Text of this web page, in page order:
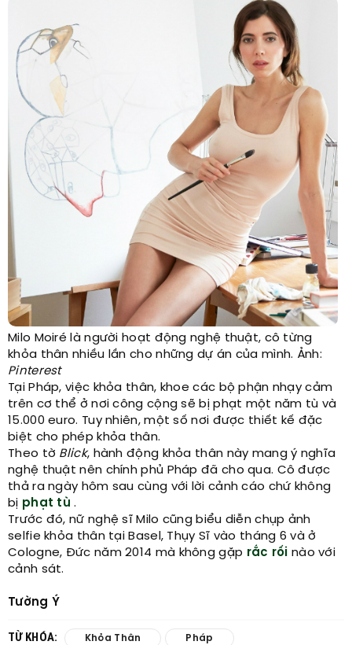
Milo Moiré là người hoạt động nghệ thuật, cô từng
khỏa thân nhiều lần cho những dự án của mình. Ảnh:
Pinterest
Tại Pháp, việc khỏa thân, khoe các bộ phận nhạy cảm
trên cơ thể ở nơi công cộng sẽ bị phạt một năm tù và
15.000 euro. Tuy nhiên, một số nơi được thiết kế đặc
biệt cho phép khỏa thân.
Theo tờ Blick, hành động khỏa thân này mang ý nghĩa
nghệ thuật nên chính phủ Pháp đã cho qua. Cô được
thả ra ngày hôm sau cùng với lời cảnh cáo chứ không
bị phạt tù .
Trước đó, nữ nghệ sĩ Milo cũng biểu diễn chụp ảnh
selfie khỏa thân tại Basel, Thụy Sĩ vào tháng 6 và ở
Cologne, Đức năm 2014 mà không gặp rắc rối nào với
cảnh sát.
Tường Ý
TỪ KHÓA: Khỏa Thân Pháp